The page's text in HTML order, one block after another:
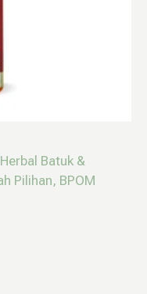
Batuk &
Pilihan, BPOM